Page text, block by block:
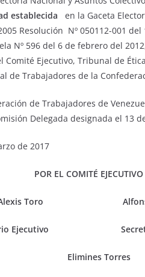
establecida en la Gaceta
Resolución Nº 050112-001
Nº 596 del 6 de febrero del
Comité Ejecutivo, Tribunal de
de Trabajadores de la
de Trabajadores de
Delegada designada el 13
de 2017
POR EL COMITÉ EJECUTIVO
Toro Alfonso
Ejecutivo Secretario
Torres